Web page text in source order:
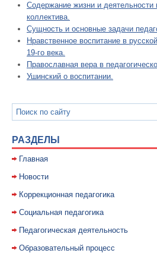
Содержание жизни и деятельности
коллектива.
Сущность и основные задачи
Нравственное воспитание в
19-го века.
Православная вера в
Ушинский о воспитании.
РАЗДЕЛЫ
Главная
Новости
Коррекционная педагогика
Социальная педагогика
Педагогическая деятельность
Образовательный процесс